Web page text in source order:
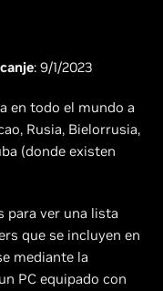
: 9/1/2023
en todo el mundo a
Rusia, Bielorrusia,
(donde existen
para ver una lista
que se incluyen en
mediante la
PC equipado con